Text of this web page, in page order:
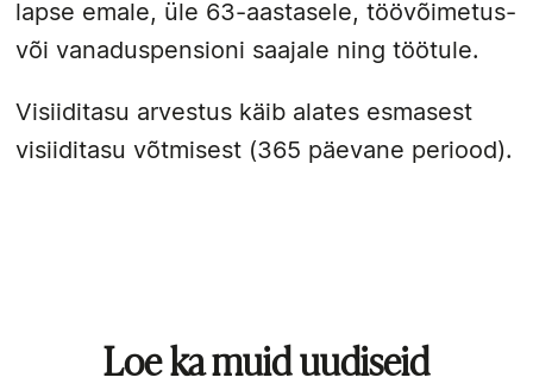
lapse emale, üle 63-aastasele, töövõimetus-
või vanaduspensioni saajale ning töötule.
Visiiditasu arvestus käib alates esmasest
visiiditasu võtmisest (365 päevane periood).
Loe ka muid uudiseid